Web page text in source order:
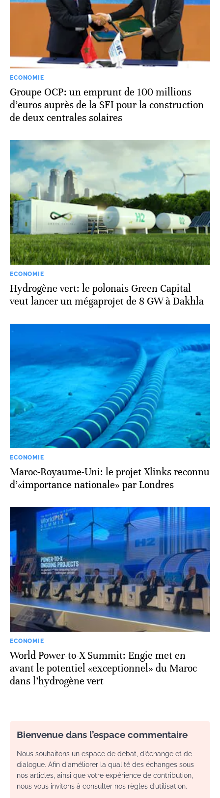
ECONOMIE
Groupe OCP: un emprunt de 100 millions
d’euros auprès de la SFI pour la construction
de deux centrales solaires
ECONOMIE
Hydrogène vert: le polonais Green Capital
veut lancer un mégaprojet de 8 GW à Dakhla
ECONOMIE
Maroc-Royaume-Uni: le projet Xlinks reconnu
d’«importance nationale» par Londres
ECONOMIE
World Power-to-X Summit: Engie met en
avant le potentiel «exceptionnel» du Maroc
dans l’hydrogène vert
Bienvenue dans l’espace commentaire
Nous souhaitons un espace de débat, d’échange et de
dialogue. Afin d'améliorer la qualité des échanges sous
nos articles, ainsi que votre expérience de contribution,
nous vous invitons à consulter nos règles d’utilisation.